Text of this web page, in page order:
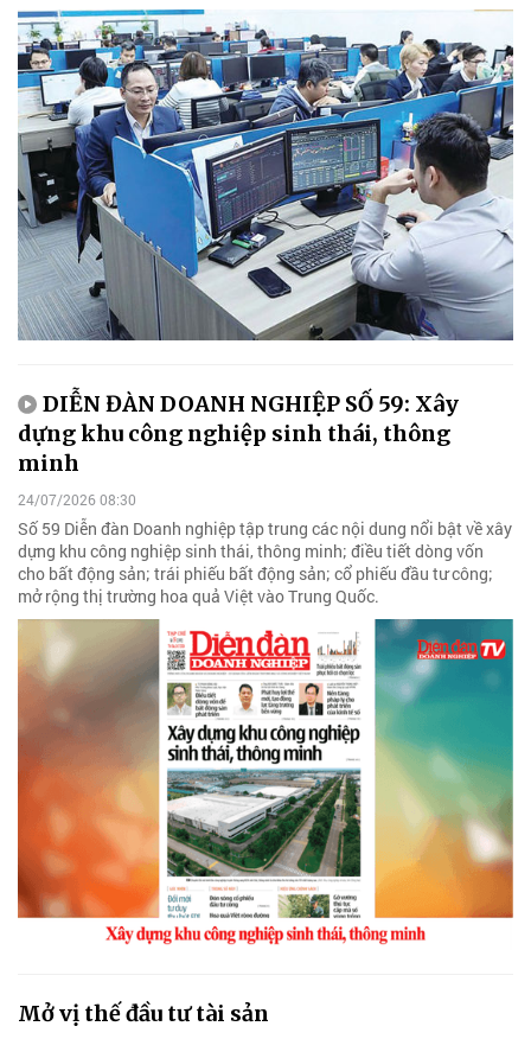
DIỄN ĐÀN DOANH NGHIỆP SỐ 59: Xây
dựng khu công nghiệp sinh thái, thông
minh
24/07/2026 08:30
Số 59 Diễn đàn Doanh nghiệp tập trung các nội dung nổi bật về xây
dựng khu công nghiệp sinh thái, thông minh; điều tiết dòng vốn
cho bất động sản; trái phiếu bất động sản; cổ phiếu đầu tư công;
mở rộng thị trường hoa quả Việt vào Trung Quốc.
Mở vị thế đầu tư tài sản